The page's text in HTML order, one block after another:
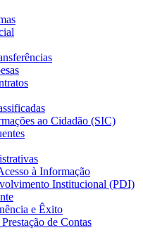
ao Cidadão (SIC)
à Informação
Institucional (PDI)
e Êxito
de Contas